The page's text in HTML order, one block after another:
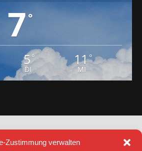
Zustimmung verwalten
7°
5°
DI
11°
MI